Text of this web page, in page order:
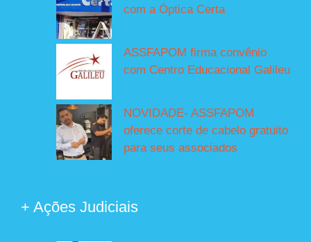
com a Óptica Certa
ASSFAPOM firma convênio
com Centro Educacional Galileu
NOVIDADE- ASSFAPOM
oferece corte de cabelo gratuito
para seus associados
+ Ações Judiciais